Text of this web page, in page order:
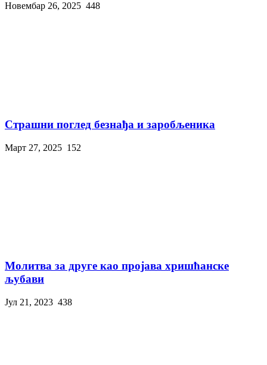
Новембар 26, 2025 448
Страшни поглед безнађа и заробљеника
Март 27, 2025 152
Молитва за друге као пројава хришћанске
љубави
Јул 21, 2023 438